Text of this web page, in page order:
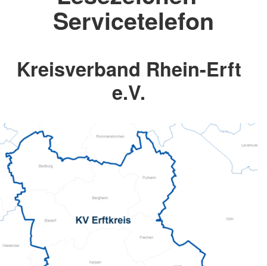
Servicetelefon
Kreisverband Rhein-Erft
e.V.